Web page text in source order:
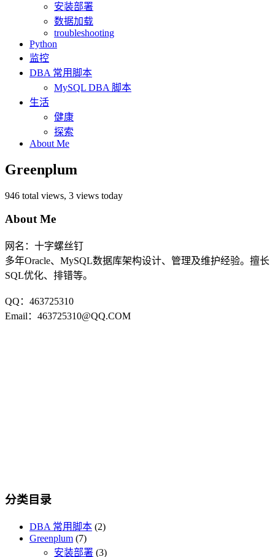
安装部署
数据加载
troubleshooting
Python
监控
DBA 常用脚本
MySQL DBA 脚本
生活
健康
探索
About Me
Greenplum
946 total views, 3 views today
About Me
网名：十字螺丝钉
多年Oracle、MySQL数据库架构设计、管理及维护经验。擅长
SQL优化、排错等。
QQ：463725310
Email：463725310@QQ.COM
分类目录
DBA 常用脚本 (2)
Greenplum (7)
安装部署 (3)